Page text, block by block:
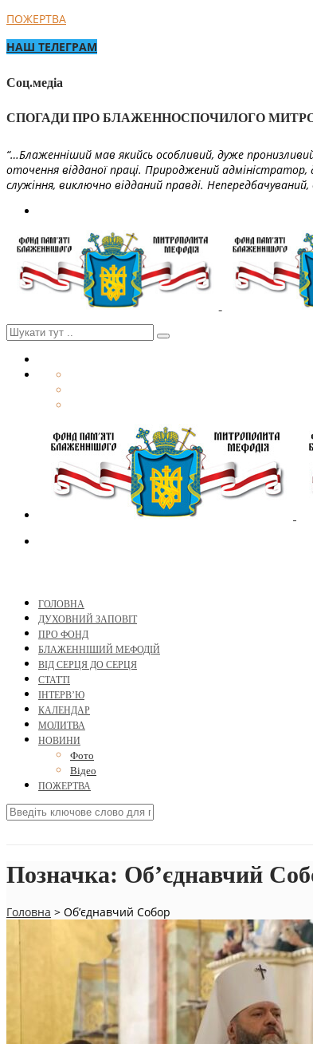
ПОЖЕРТВА
НАШ ТЕЛЕГРАМ
Соц.медіа
СПОГАДИ ПРО БЛАЖЕННОСПОЧИЛОГО
“…Блаженніший мав якийсь особливий, дуже
оточення відданої праці. Природжений
служіння, виключно відданий правді.
ГОЛОВНА
ДУХОВНИЙ ЗАПОВІТ
ПРО ФОНД
БЛАЖЕННІШИЙ МЕФОДІЙ
ВІД СЕРЦЯ ДО СЕРЦЯ
СТАТТІ
ІНТЕРВ’Ю
КАЛЕНДАР
МОЛИТВА
НОВИНИ
Фото
Відео
ПОЖЕРТВА
Позначка: Об’єднавчий
Головна > Об’єднавчий Собор